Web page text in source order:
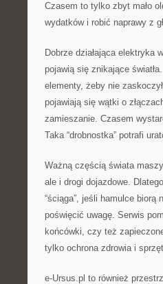
Czasem to tylko zbyt mało
wydatków i robić naprawy z
Dobrze działająca elektryka
pojawią się znikające
elementy, żeby nie
pojawiają się wątki o
zamieszanie. Czasem
Taka “drobnostka” potrafi
Ważną częścią świata
ale i drogi dojazdowe.
“ściąga”, jeśli hamulce
poświęcić uwagę. Serwis
końcówki, czy też
tylko ochrona zdrowia i
e-Ursus.pl to również